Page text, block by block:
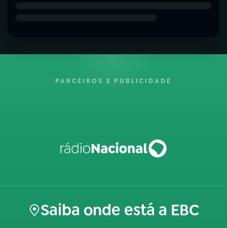
PARCEIROS E PUBLICIDADE
Saiba onde está a EBC